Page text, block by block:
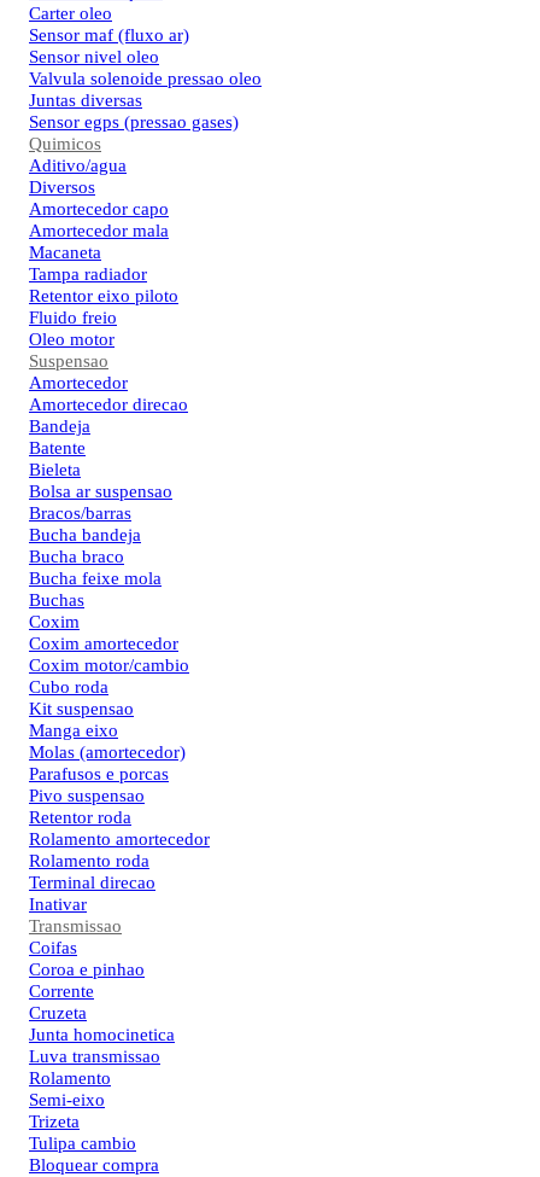
Carter oleo
Sensor maf (fluxo ar)
Sensor nivel oleo
Valvula solenoide pressao oleo
Juntas diversas
Sensor egps (pressao gases)
Quimicos
Aditivo/agua
Diversos
Amortecedor capo
Amortecedor mala
Macaneta
Tampa radiador
Retentor eixo piloto
Fluido freio
Oleo motor
Suspensao
Amortecedor
Amortecedor direcao
Bandeja
Batente
Bieleta
Bolsa ar suspensao
Bracos/barras
Bucha bandeja
Bucha braco
Bucha feixe mola
Buchas
Coxim
Coxim amortecedor
Coxim motor/cambio
Cubo roda
Kit suspensao
Manga eixo
Molas (amortecedor)
Parafusos e porcas
Pivo suspensao
Retentor roda
Rolamento amortecedor
Rolamento roda
Terminal direcao
Inativar
Transmissao
Coifas
Coroa e pinhao
Corrente
Cruzeta
Junta homocinetica
Luva transmissao
Rolamento
Semi-eixo
Trizeta
Tulipa cambio
Bloquear compra